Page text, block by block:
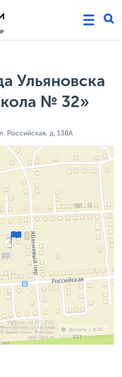
Ульяновска
№ 32»
Российская, д. 138А
Работает на API 2ГИС
соглашение
нужен ключ. Помощь:
api@2gis.ru
Доехать с 2ГИС